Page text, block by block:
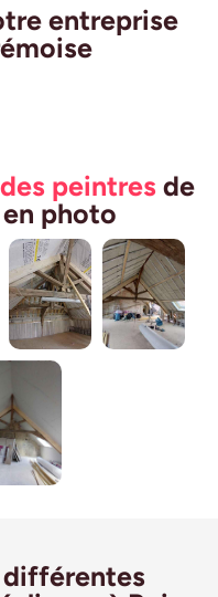
entreprise
peintres de
photo
différentes